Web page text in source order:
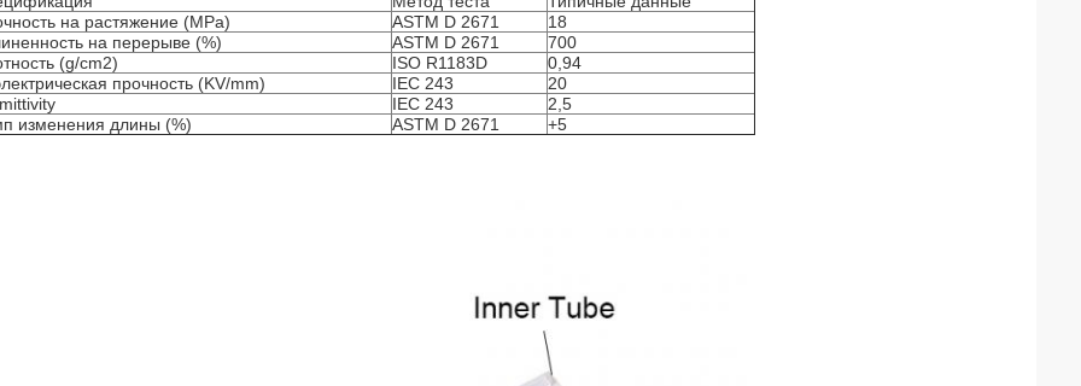
на растяжение (MPa)
ASTM D 2671
18
на перерыве (%)
ASTM D 2671
700
(g/cm2)
ISO R1183D
0,94
прочность (KV/mm)
IEC 243
20
IEC 243
2,5
изменения длины (%)
ASTM D 2671 +5